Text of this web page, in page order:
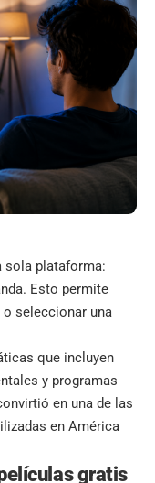
sola plataforma:
Esto permite
seleccionar una
que incluyen
y programas
en una de las
en América
gratis